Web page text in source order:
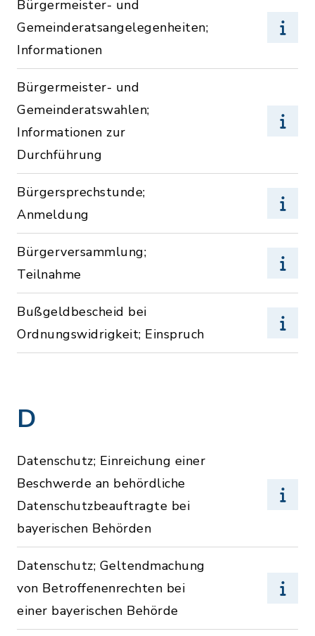
Bürgermeister- und
Gemeinderatsangelegenheiten;
Informationen
Bürgermeister- und
Gemeinderatswahlen;
Informationen zur
Durchführung
Bürgersprechstunde;
Anmeldung
Bürgerversammlung;
Teilnahme
Bußgeldbescheid bei
Ordnungswidrigkeit; Einspruch
D
Datenschutz; Einreichung einer
Beschwerde an behördliche
Datenschutzbeauftragte bei
bayerischen Behörden
Datenschutz; Geltendmachung
von Betroffenenrechten bei
einer bayerischen Behörde